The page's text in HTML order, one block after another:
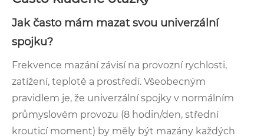
Jak často mám mazat svou univerzální
spojku?
Frekvence mazání závisí na provozní rychlosti,
zatížení, teplotě a prostředí. Všeobecným
pravidlem je, že univerzální spojky v normálním
průmyslovém provozu (8 hodin/den, střední
krouticí moment) by měly být mazány každých